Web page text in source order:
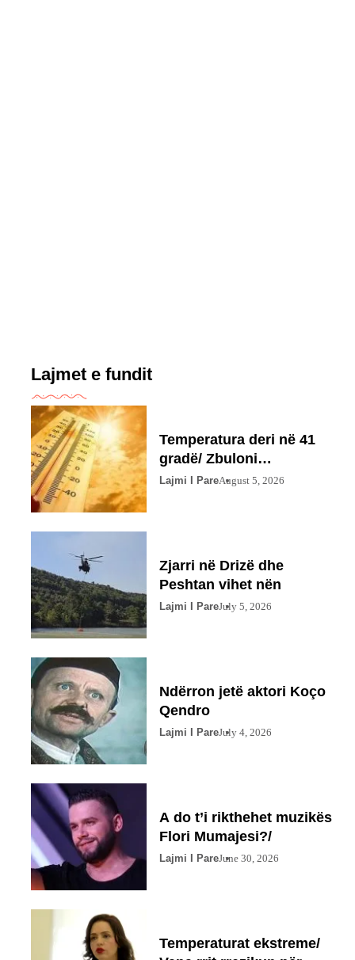
Lajmet e fundit
Temperatura deri në 41
gradë/ Zbuloni
parashikimin
Lajmi I PareAugust 5, 2026
Zjarri në Drizë dhe
Peshtan vihet nën
Lajmi I PareJuly 5, 2026
Ndërron jetë aktori Koço
Qendro
Lajmi I PareJuly 4, 2026
A do t’i rikthehet muzikës
Flori Mumajesi?/
Lajmi I PareJune 30, 2026
Temperaturat ekstreme/